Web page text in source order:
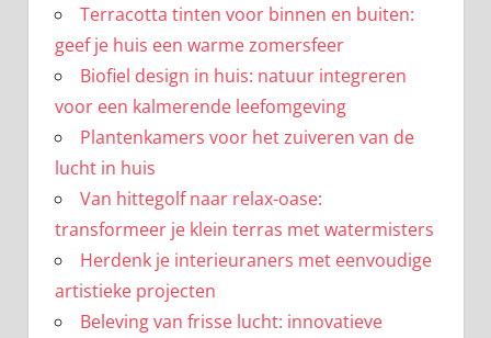
Terracotta tinten voor binnen en buiten:
geef je huis een warme zomersfeer
Biofiel design in huis: natuur integreren
voor een kalmerende leefomgeving
Plantenkamers voor het zuiveren van de
lucht in huis
Van hittegolf naar relax-oase:
transformeer je klein terras met watermisters
Herdenk je interieuraners met eenvoudige
artistieke projecten
Beleving van frisse lucht: innovatieve